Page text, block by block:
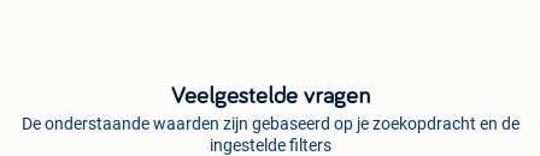
Veelgestelde vragen
De onderstaande waarden zijn gebaseerd op je zoekopdracht en de
ingestelde filters